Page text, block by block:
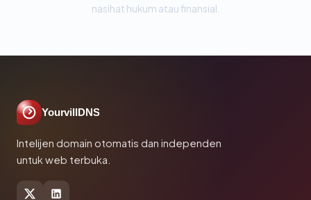
nasihat hukum atau finansial.
YourvillDNS
Intelijen domain otomatis dan independen
untuk web terbuka.